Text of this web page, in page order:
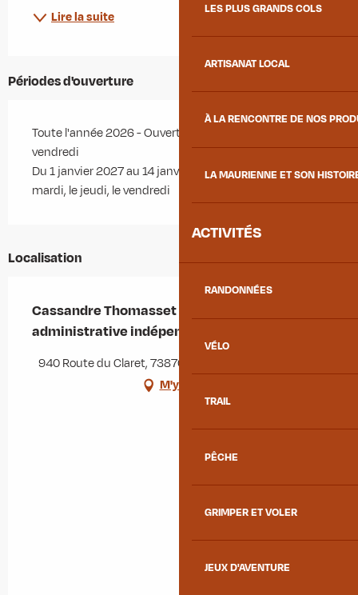
LES PLUS GRANDS COLS
ARTISANAT LOCAL
À LA RENCONTRE DE NOS
LA MAURIENNE ET SON
ACTIVITÉS
RANDONNÉES
VÉLO
TRAIL
PÊCHE
GRIMPER ET VOLER
JEUX D'AVENTURE
Lire la suite
Périodes d'ouverture
Toute l'année 2026 - Ouvert le lundi, le mardi, le jeudi, le
vendredi
Du 1 janvier 2027 au 14 janvier 2027 - Ouvert le lundi, le
mardi, le jeudi, le vendredi
Localisation
Cassandre Thomasset - Assistante
administrative indépendante
940 Route du Claret, 73870 Saint-Julien-Mont-Denis
M'y rendre